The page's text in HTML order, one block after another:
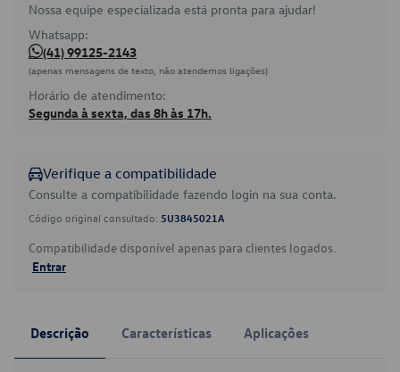
Nossa equipe especializada está pronta para ajudar!
Whatsapp:
(41) 99125-2143
(apenas mensagens de texto, não atendemos ligações)
Horário de atendimento:
Segunda à sexta, das 8h às 17h.
Verifique a compatibilidade
Consulte a compatibilidade fazendo login na sua conta.
Código original consultado: 5U3845021A
Compatibilidade disponível apenas para clientes logados.
Entrar
Descrição Características Aplicações